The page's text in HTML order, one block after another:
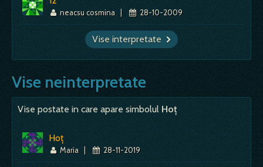
neacsu cosmina | 28-10-2009
Vise interpretate
Vise neinterpretate
Vise postate in care apare simbolul Hoț
Hoț
Maria | 28-11-2019